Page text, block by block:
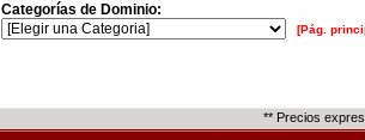
Categorías de Dominio:
[Pág.
** Precios